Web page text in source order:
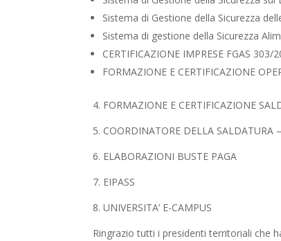
Sistema di Gestione della Sicurezza
Sistema di gestione della Sicurezza
CERTIFICAZIONE IMPRESE FGAS 303/
FORMAZIONE E CERTIFICAZIONE
4. FORMAZIONE E CERTIFICAZIONE
5. COORDINATORE DELLA SALDATURA
6. ELABORAZIONI BUSTE PAGA
7. EIPASS
8. UNIVERSITA’ E-CAMPUS
Ringrazio tutti i presidenti territoriali che